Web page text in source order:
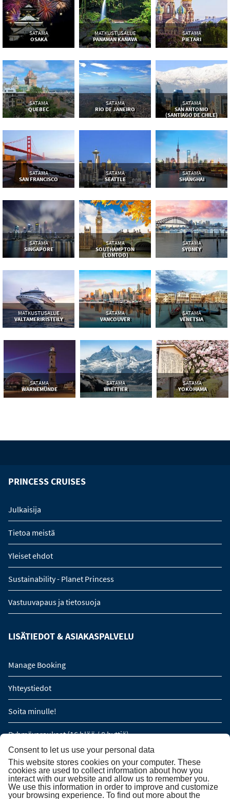
SATAMA
OSAKA
MATKUSTUSALUE
PANAMAN KANAVA
SATAMA
PIETARI
SATAMA
QUEBEC
SATAMA
RIO DE JANEIRO
SATAMA
SAN ANTONIO
(SANTIAGO DE CHILE)
SATAMA
SAN FRANCISCO
SATAMA
SEATTLE
SATAMA
SHANGHAI
SATAMA
SINGAPORE
SATAMA
SOUTHAMPTON
(LONTOO)
SATAMA
SYDNEY
MATKUSTUSALUE
VALTAMERIRISTEILY
SATAMA
VANCOUVER
SATAMA
VENETSIA
SATAMA
WARNEMÜNDE
SATAMA
WHITTIER
SATAMA
YOKOHAMA
PRINCESS CRUISES
Julkaisija
Tietoa meistä
Yleiset ehdot
Sustainability - Planet Princess
Vastuuvapaus ja tietosuoja
LISÄTIEDOT & ASIAKASPALVELU
Manage Booking
Yhteystiedot
Soita minulle!
Ryhmävaraukset (16 hlöä / 8 hyttiä)
TILAA UUTISKIRJE
Tilaa uutiskirje
Consent to let us use your personal data
This website stores cookies on your computer. These
cookies are used to collect information about how you
interact with our website and allow us to remember you.
We use this information in order to improve and customize
your browsing experience. To find out more about the